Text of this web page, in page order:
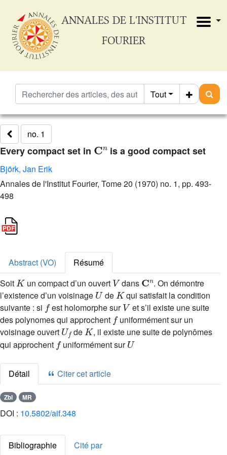
ANNALES DE L'INSTITUT
FOURIER
Tout
no. 1
Every compact set in is a good compact set
Björk, Jan Erik
Annales de l'Institut Fourier, Tome 20 (1970) no. 1, pp. 493-
498
Abstract (VO)
Résumé
Soit
K
un compact d’un ouvert
V
dans
Cn
. On démontre
l’existence d’un voisinage
U
de
K
qui satisfait la condition
suivante : si
est holomorphe sur
V
et s’il existe une suite
des polynomes qui approchent
f
uniformément sur un
voisinage ouvert
Uf
de
K
, il existe une suite de polynômes
qui approchent
f
uniformément sur
U
Détail Citer cet article
Zbl MR
DOI : 10.5802/aif.348
Bibliographie Cité par